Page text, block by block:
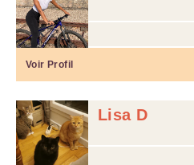
Voir Profil
Lisa D